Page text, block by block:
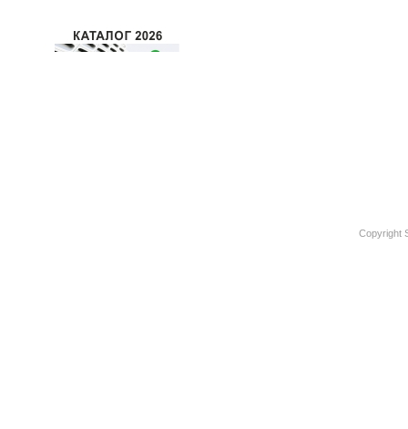
Copyright